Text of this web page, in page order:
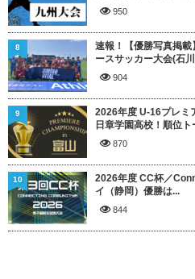
950
速報！【優勝写真掲
ースサッカー大会(石
904
8
2026年度 U-16プレミ
日章学園高校！順位ト
870
9
2026年度 CC杯／
イ（静岡）優勝は...
844
10